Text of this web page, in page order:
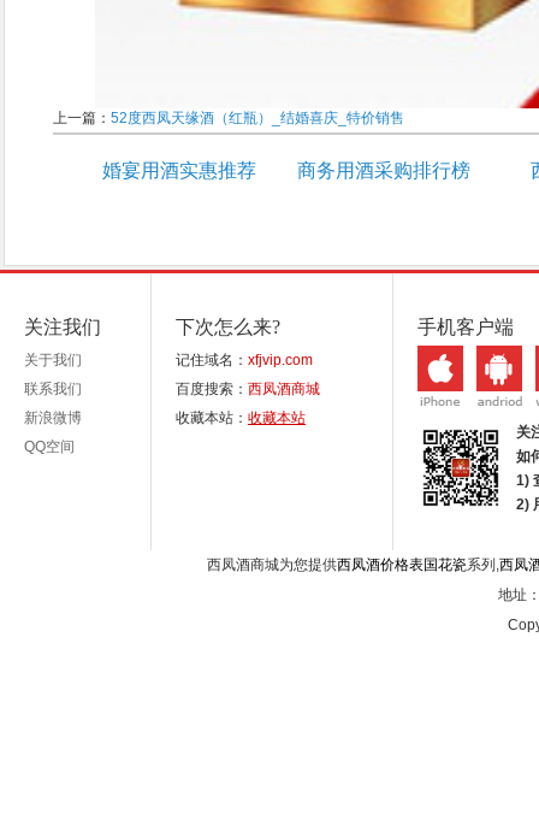
上一篇： 52度西凤天缘酒（红瓶）_结婚喜庆_特价销售
婚宴用酒实惠推荐 商务用酒采购排行榜
关注我们
关于我们
联系我们
新浪微博
QQ空间
下次怎么来?
记住域名： xfjvip.com
百度搜索： 西凤酒商城
收藏本站： 收藏本站
手机客户端
关
如
1)
2)
西凤酒商城为您提供西凤酒价格表国花瓷系列, 西凤
地址